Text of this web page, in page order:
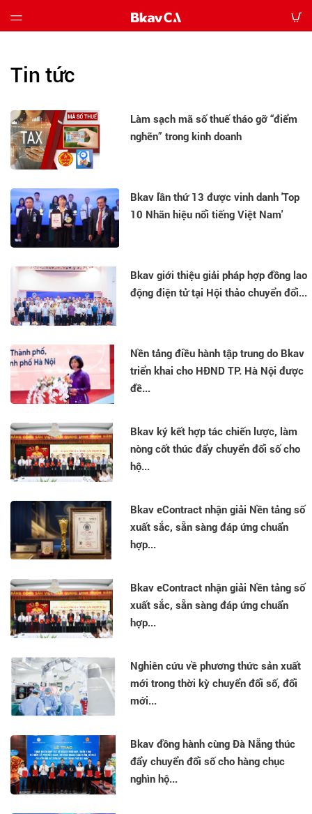
thiệu
Bảng
giá
Hướng
Tin
tức
Tải
Liên
hệ
Tra
cứu
chứng
thư
số
Tin tức
Làm sạch mã số thuế tháo gỡ “điểm
nghẽn” trong kinh doanh
Bkav lần thứ 13 được vinh danh 'Top
10 Nhãn hiệu nổi tiếng Việt Nam'
Bkav giới thiệu giải pháp hợp đồng lao
động điện tử tại Hội thảo chuyển đổi...
Nền tảng điều hành tập trung do Bkav
triển khai cho HĐND TP. Hà Nội được
đề...
Bkav ký kết hợp tác chiến lược, làm
nòng cốt thúc đẩy chuyển đổi số cho
hộ...
Bkav eContract nhận giải Nền tảng số
xuất sắc, sẵn sàng đáp ứng chuẩn
hợp...
Bkav eContract nhận giải Nền tảng số
xuất sắc, sẵn sàng đáp ứng chuẩn
hợp...
Nghiên cứu về phương thức sản xuất
mới trong thời kỳ chuyển đổi số, đổi
mới...
Bkav đồng hành cùng Đà Nẵng thúc
đẩy chuyển đổi số cho hàng chục
nghìn hộ...